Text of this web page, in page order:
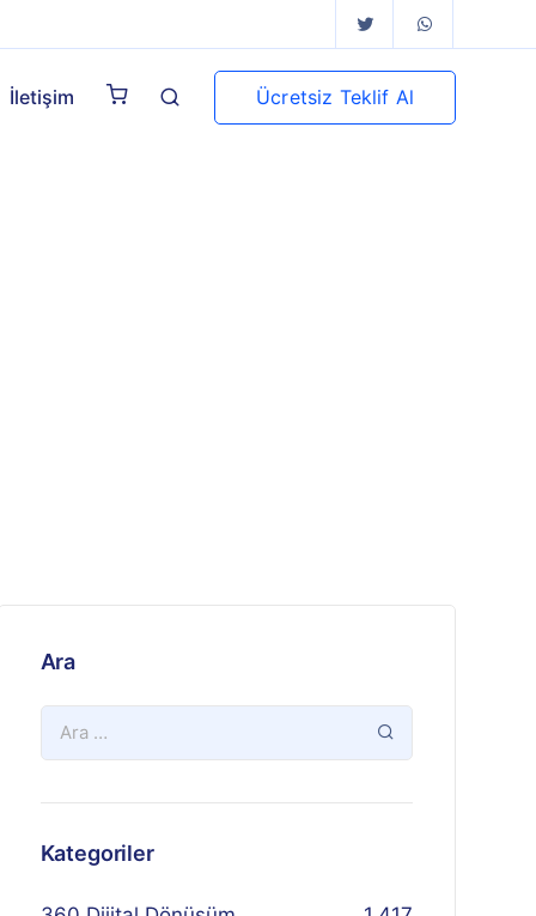
İletişim Ücretsiz Teklif Al
Ara
Kategoriler